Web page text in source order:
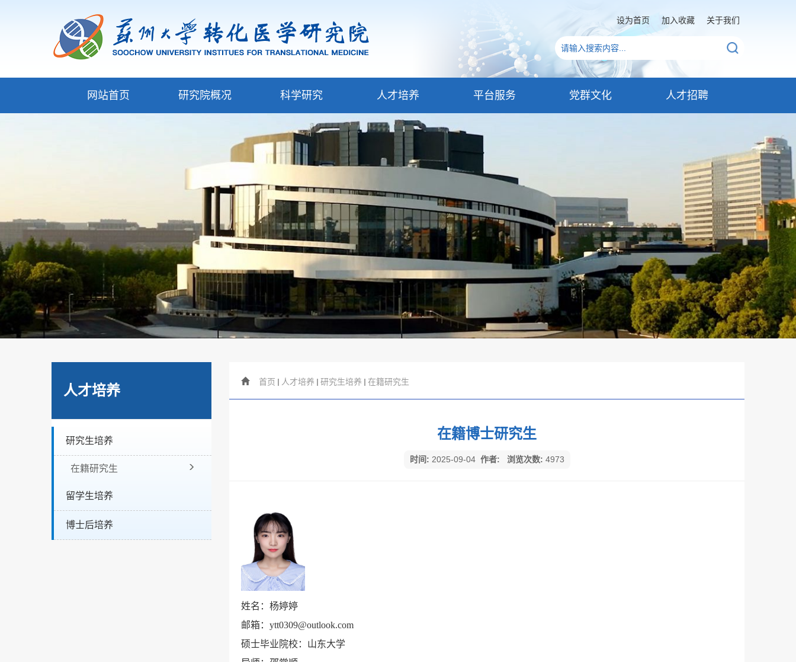
设为首页 加入收藏 关于我们
网站首页 研究院概况 科学研究 人才培养 平台服务 党群文化 人才招聘
人才培养
研究生培养
在籍研究生
留学生培养
博士后培养
首页 人才培养 研究生培养 在籍研究生
在籍博士研究生
时间: 2025-09-04 作者: 浏览次数: 4973
姓名：杨婷婷
邮箱： ytt0309@outlook.com
硕士毕业院校：山东大学